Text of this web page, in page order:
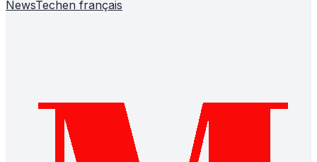
NewsTechen français